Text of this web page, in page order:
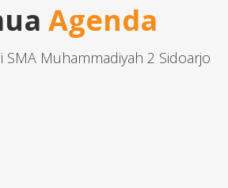
Agenda
SMA Muhammadiyah 2 Sidoarjo